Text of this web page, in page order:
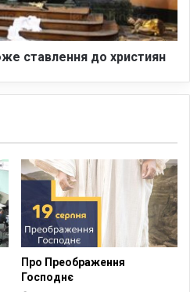
ставлення до християн
Про Преображення
Господнє